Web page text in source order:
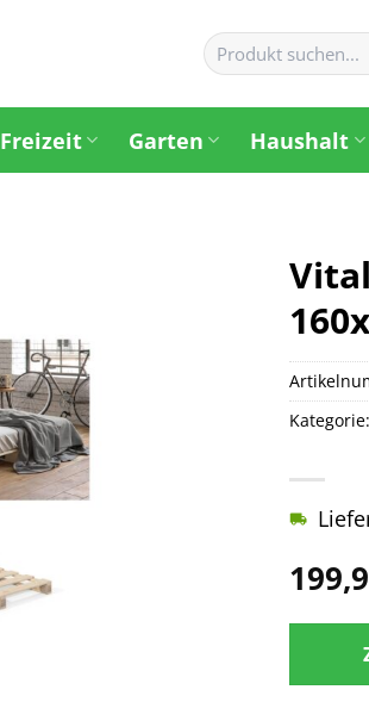
Suchen
nach:
Freizeit Garten Haushalt
Kategorie: